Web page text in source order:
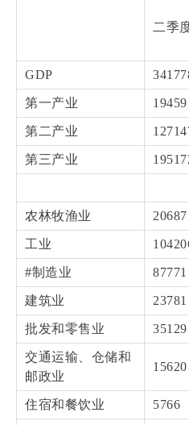
二季
GDP
第一产业 19459
第二产业
第三产业
农林牧渔业 20687
工业
#制造业 87771
建筑业 23781
批发和零售业 35129
交通运输、仓储和
邮政业
15620
住宿和餐饮业 5766